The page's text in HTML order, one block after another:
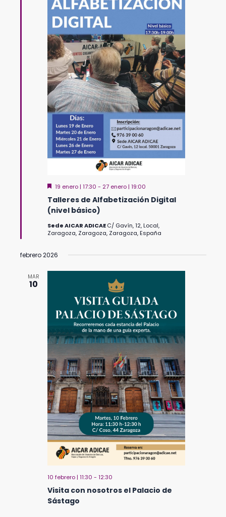
Talleres de Alfabetización Digital
(nivel básico)
Destacado
19 enero | 17:30 - 27 enero | 19:00
Sede AICAR ADICAEC/ Gavín, 12, Local,
Zaragoza, Zaragoza, Zaragoza, España
febrero 2026
MAR
10
Visita con nosotros el Palacio de
Sástago
10 febrero | 11:30 - 12:30